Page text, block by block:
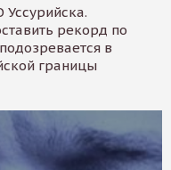
рекорд по
в
границы